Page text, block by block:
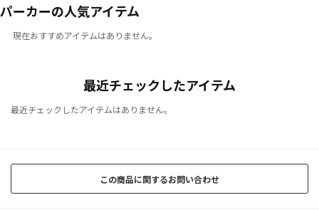
パーカーの人気アイテム
現在おすすめアイテムはありません。
最近チェックしたアイテム
最近チェックしたアイテムはありません。
この商品に関するお問い合わせ